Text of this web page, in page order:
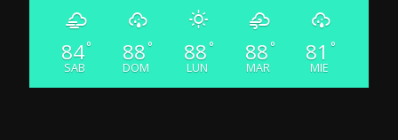
84°
SAB
88 °
DOM
88 °
LUN
88 °
MAR
81 °
MIE